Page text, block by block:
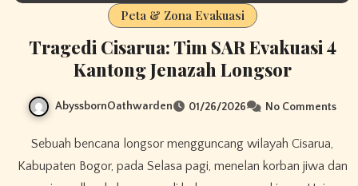
Peta & Zona Evakuasi
Tragedi Cisarua: Tim SAR Evakuasi 4
Kantong Jenazah Longsor
AbyssbornOathwarden 01/26/2026 No Comments
Sebuah bencana longsor mengguncang wilayah Cisarua,
Kabupaten Bogor, pada Selasa pagi, menelan korban jiwa dan